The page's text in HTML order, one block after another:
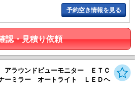
予約空き情報を見る
認・見積り依頼
ラウンドビューモニター ＥＴＣ
ーミラー オートライト ＬＥＤヘ